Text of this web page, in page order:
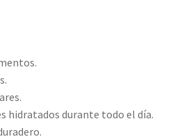
hidratados durante todo el día.